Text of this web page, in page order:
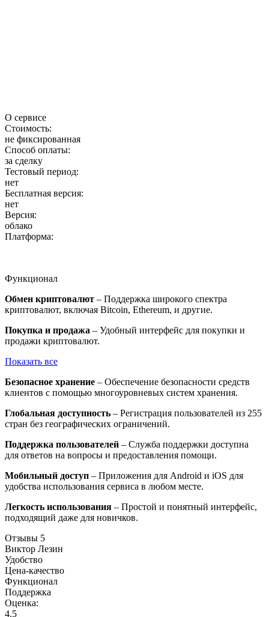
О сервисе
Стоимость:
не фиксированная
Способ оплаты:
за сделку
Тестовый период:
нет
Бесплатная версия:
нет
Версия:
облако
Платформа:
Функционал
Обмен криптовалют – Поддержка широкого спектра
криптовалют, включая Bitcoin, Ethereum, и другие.
Покупка и продажа – Удобный интерфейс для покупки и
продажи криптовалют.
Показать все
Безопасное хранение – Обеспечение безопасности средств
клиентов с помощью многоуровневых систем хранения.
Глобальная доступность – Регистрация пользователей из 255
стран без географических ограничений.
Поддержка пользователей – Служба поддержки доступна
для ответов на вопросы и предоставления помощи.
Мобильный доступ – Приложения для Android и iOS для
удобства использования сервиса в любом месте.
Легкость использования – Простой и понятный интерфейс,
подходящий даже для новичков.
Отзывы 5
Виктор Лезин
Удобство
Цена-качество
Функционал
Поддержка
Оценка:
4.5